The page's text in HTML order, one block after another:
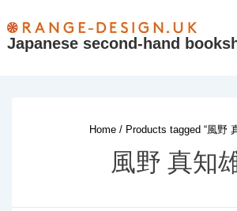
Skip
Japanese second-hand
Home / Products tagged “風野
風野 真知